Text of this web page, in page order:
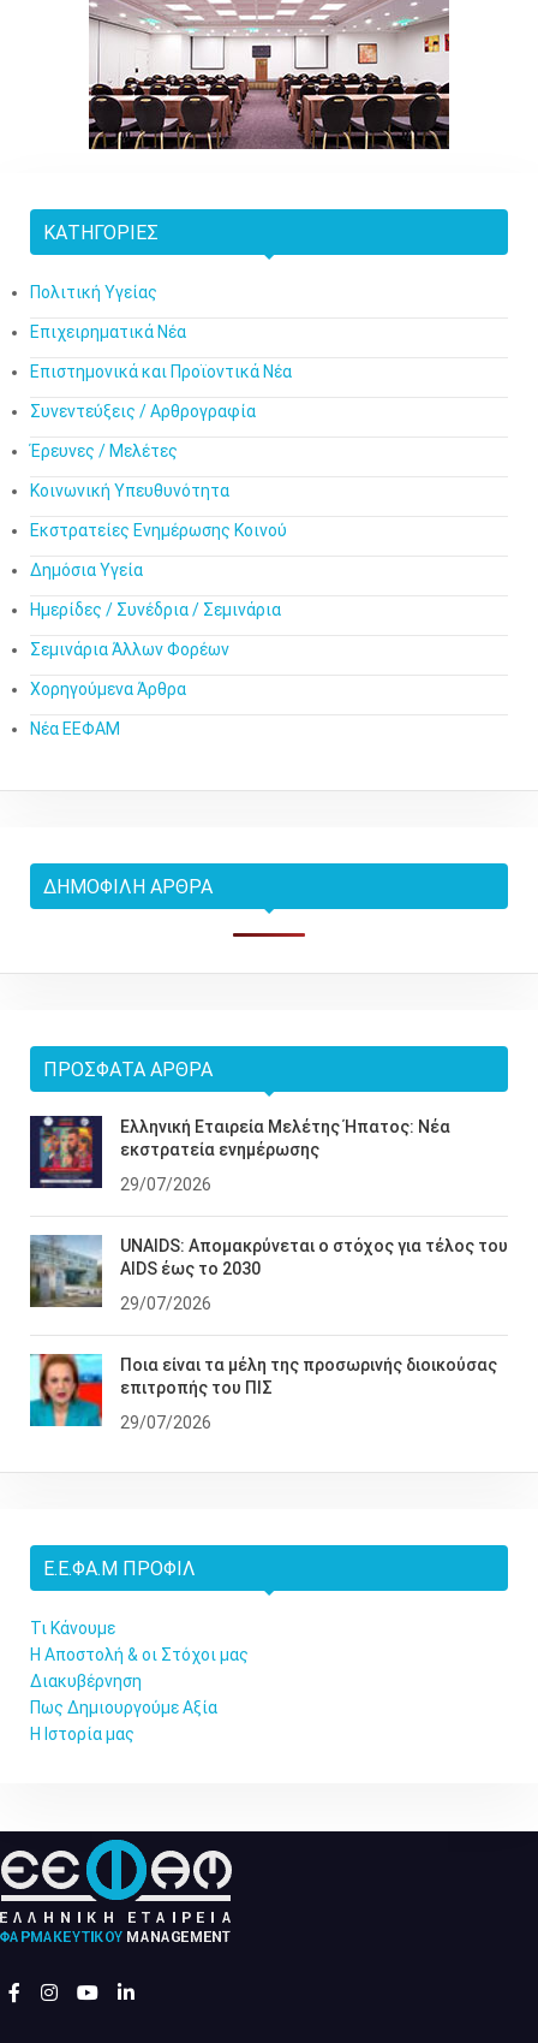
ΚΑΤΗΓΟΡΊΕΣ
Πολιτική Υγείας
Επιχειρηματικά Νέα
Επιστημονικά και Προϊοντικά Νέα
Συνεντεύξεις / Αρθρογραφία
Έρευνες / Μελέτες
Κοινωνική Υπευθυνότητα
Εκστρατείες Ενημέρωσης Κοινού
Δημόσια Υγεία
Ημερίδες / Συνέδρια / Σεμινάρια
Σεμινάρια Άλλων Φορέων
Χορηγούμενα Άρθρα
Νέα ΕΕΦΑΜ
ΔΗΜΟΦΙΛΉ ΆΡΘΡΑ
ΠΡΌΣΦΑΤΑ ΆΡΘΡΑ
Ελληνική Εταιρεία Μελέτης Ήπατος: Νέα
εκστρατεία ενημέρωσης
29/07/2026
UNAIDS: Απομακρύνεται ο στόχος για τέλος του
AIDS έως το 2030
29/07/2026
Ποια είναι τα μέλη της προσωρινής διοικούσας
επιτροπής του ΠΙΣ
29/07/2026
Ε.Ε.ΦΑ.Μ ΠΡΟΦΊΛ
Τι Κάνουμε
Η Αποστολή & οι Στόχοι μας
Διακυβέρνηση
Πως Δημιουργούμε Αξία
Η Ιστορία μας